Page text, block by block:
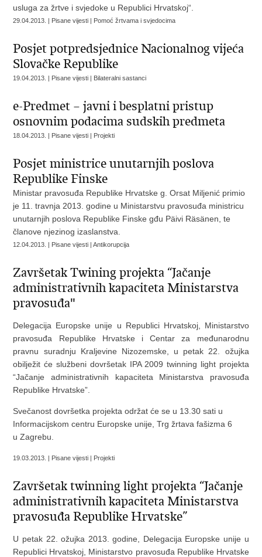
usluga za žrtve i svjedoke u Republici Hrvatskoj“.
29.04.2013. | Pisane vijesti | Pomoć žrtvama i svjedocima
Posjet potpredsjednice Nacionalnog vijeća
Slovačke Republike
19.04.2013. | Pisane vijesti | Bilateralni sastanci
e-Predmet – javni i besplatni pristup
osnovnim podacima sudskih predmeta
18.04.2013. | Pisane vijesti | Projekti
Posjet ministrice unutarnjih poslova
Republike Finske
Ministar pravosuđa Republike Hrvatske g. Orsat Miljenić primio
je 11. travnja 2013. godine u Ministarstvu pravosuđa ministricu
unutarnjih poslova Republike Finske gđu Päivi Räsänen, te
članove njezinog izaslanstva.
12.04.2013. | Pisane vijesti | Antikorupcija
Završetak Twining projekta “Jačanje
administrativnih kapaciteta Ministarstva
pravosuđa"
Delegacija Europske unije u Republici Hrvatskoj, Ministarstvo
pravosuđa Republike Hrvatske i Centar za međunarodnu
pravnu suradnju Kraljevine Nizozemske, u petak 22. ožujka
obilježit će službeni dovršetak IPA 2009 twinning light projekta
“Jačanje administrativnih kapaciteta Ministarstva pravosuđa
Republike Hrvatske”.
Svečanost dovršetka projekta održat će se u 13.30 sati u
Informacijskom centru Europske unije, Trg žrtava fašizma 6
u Zagrebu.
19.03.2013. | Pisane vijesti | Projekti
Završetak twinning light projekta “Jačanje
administrativnih kapaciteta Ministarstva
pravosuđa Republike Hrvatske”
U petak 22. ožujka 2013. godine, Delegacija Europske unije u
Republici Hrvatskoj, Ministarstvo pravosuđa Republike Hrvatske